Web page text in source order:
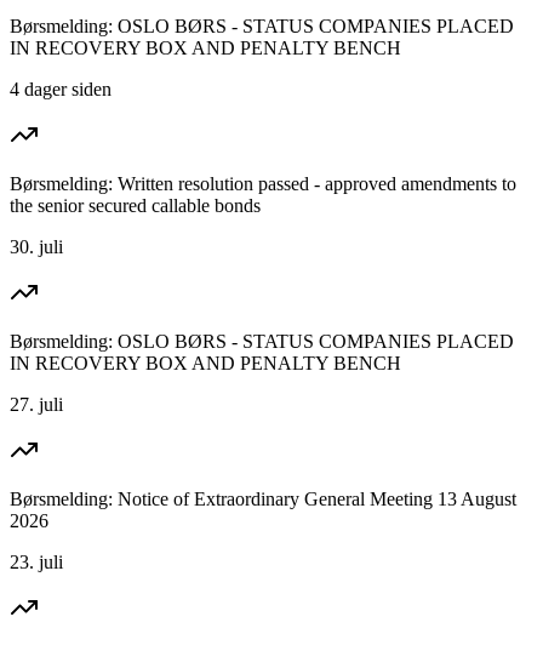
Børsmelding: OSLO BØRS - STATUS COMPANIES PLACED
IN RECOVERY BOX AND PENALTY BENCH
4 dager siden
Børsmelding: Written resolution passed - approved amendments to
the senior secured callable bonds
30. juli
Børsmelding: OSLO BØRS - STATUS COMPANIES PLACED
IN RECOVERY BOX AND PENALTY BENCH
27. juli
Børsmelding: Notice of Extraordinary General Meeting 13 August
2026
23. juli